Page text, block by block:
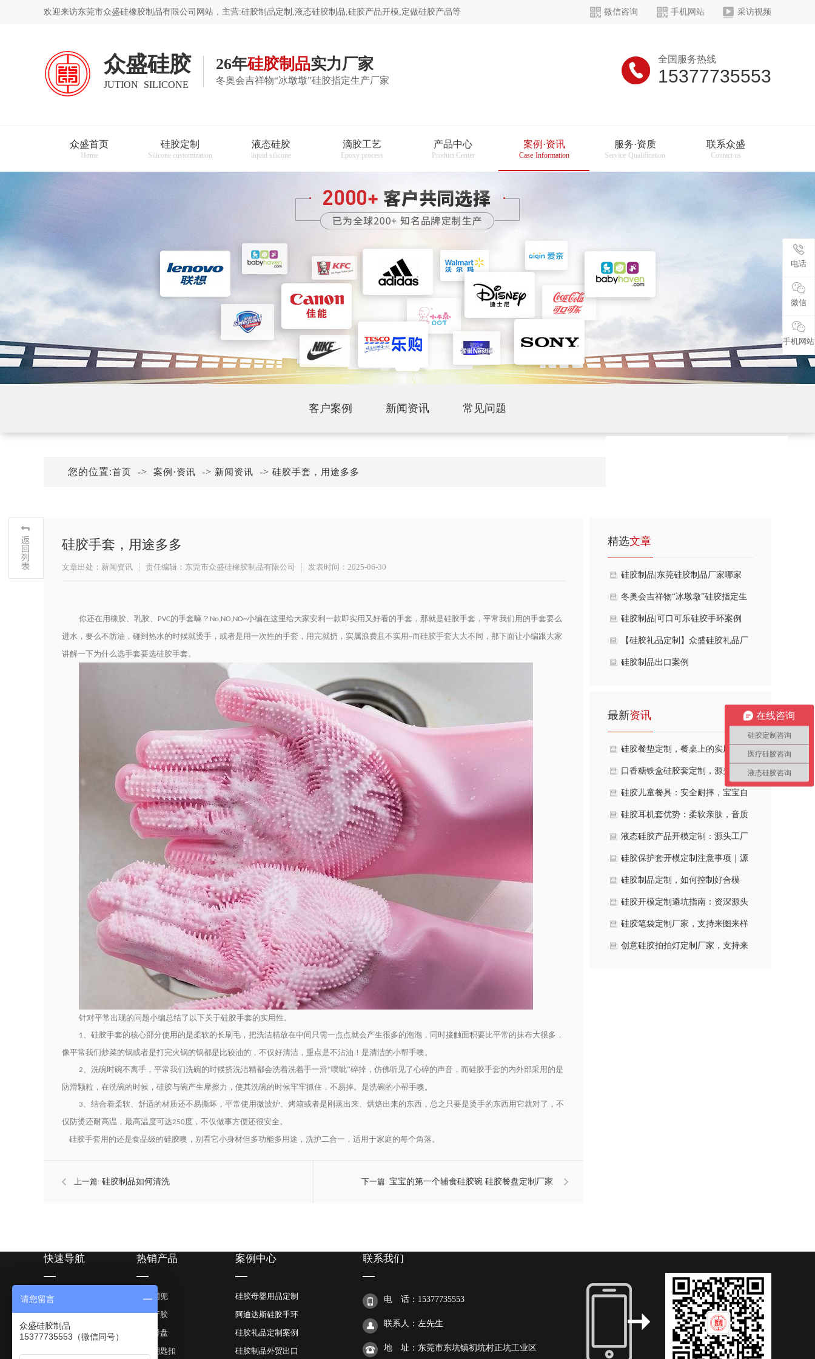
欢迎来访东莞市众盛硅橡胶制品有限公司网站，主营:硅胶制品定制,液态硅胶制品,硅胶产品开模,定做硅胶产品等 微信咨询 手机网站 采访视频
众盛硅胶
JUTION SILICONE
26年硅胶制品实力厂家
冬奥会吉祥物“冰墩墩”硅胶指定生产厂家
全国服务热线
15377735553
众盛首页
Home
硅胶定制
Silicone customization
液态硅胶
liquid silicone
滴胶工艺
Epoxy process
产品中心
Product Center
案例·资讯
Case·Information
服务·资质
Service·Qualification
联系众盛
Contact us
客户案例 新闻资讯 常见问题
您的位置:首页 -> 案例·资讯 -> 新闻资讯 -> 硅胶手套，用途多多
硅胶手套，用途多多
文章出处：新闻资讯 责任编辑：东莞市众盛硅橡胶制品有限公司 发表时间：2025-06-30
​你还在用橡胶、乳胶、 PVC的手套嘛？ No,NO,NO~小编在这里给大家安利一款即实用又好看的手套，那就是硅胶手套，平常我们用的手套要么
进水，要么不防油，碰到热水的时候就烫手，或者是用一次性的手套，用完就扔，实属浪费且不实用~而硅胶手套大大不同，那下面让小编跟大家
讲解一下为什么选手套要选硅胶手套。
针对平常出现的问题小编总结了以下关于硅胶手套的实用性。
1、硅胶手套的核心部分使用的是柔软的长刷毛，把洗洁精放在中间只需一点点就会产生很多的泡泡，同时接触面积要比平常的抹布大很多，
像平常我们炒菜的锅或者是打完火锅的锅都是比较油的，不仅好清洁，重点是不沾油！是清洁的小帮手噢。
2、洗碗时碗不离手，平常我们洗碗的时候挤洗洁精都会洗着洗着手一滑“噗呲”碎掉，仿佛听见了心碎的声音，而硅胶手套的内外部采用的是
防滑颗粒，在洗碗的时候，硅胶与碗产生摩擦力，使其洗碗的时候牢牢抓住，不易掉。是洗碗的小帮手噢。
3、结合着柔软、舒适的材质还不易撕坏，平常使用微波炉、烤箱或者是刚蒸出来、烘焙出来的东西，总之只要是烫手的东西用它就对了，不
仅防烫还耐高温，最高温度可达250度，不仅做事方便还很安全。
硅胶手套用的还是食品级的硅胶噢，别看它小身材但多功能多用途，洗护二合一，适用于家庭的每个角落。
上一篇: 硅胶制品如何清洗 下一篇: 宝宝的第一个辅食硅胶碗 硅胶餐盘定制厂家
精选文章
硅胶制品|东莞硅胶制品厂家哪家
好？
冬奥会吉祥物“冰墩墩”硅胶指定生
产厂家
硅胶制品|可口可乐硅胶手环案例
【硅胶礼品定制】众盛硅胶礼品厂
家，一站式采购
硅胶制品出口案例
最新资讯
硅胶餐垫定制，餐桌上的实用美学
口香糖铁盒硅胶套定制，源头工厂
开模
硅胶儿童餐具：安全耐摔，宝宝自
主进食好伙伴
硅胶耳机套优势：柔软亲肤，音质
防护双提升
液态硅胶产品开模定制：源头工厂
助你一次成功
硅胶保护套开模定制注意事项｜源
头厂家总结5大核心要点
硅胶制品定制，如何控制好合模
线？源头工厂给你一次说清
硅胶开模定制避坑指南：资深源头
厂家教你避开五大陷阱
硅胶笔袋定制厂家，支持来图来样
开模
创意硅胶拍拍灯定制厂家，支持来
快速导航
众盛首页
产品中心
案例.资讯
热销产品
硅胶围兜
硅胶牙胶
硅胶餐盘
硅胶钥匙扣
案例中心
硅胶母婴用品定制
阿迪达斯硅胶手环
硅胶礼品定制案例
硅胶制品外贸出口
联系我们
电 话：15377735553
联系人：左先生
地 址：东莞市东坑镇初坑村正坑工业区
电话
微信
手机网站
在线咨询
硅胶定制咨询
医疗硅胶咨询
液态硅胶咨询
请您留言
众盛硅胶制品
15377735553（微信同号）